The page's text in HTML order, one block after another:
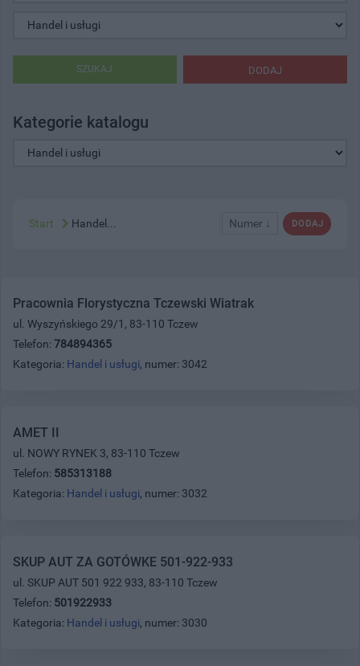
DODAJ
SZUKAJ
Kategorie katalogu
DODAJ
Numer ↓
Start Handel...
Pracownia Florystyczna Tczewski Wiatrak
ul. Wyszyńskiego 29/1, 83-110 Tczew
Telefon: 784894365
Kategoria: Handel i usługi, numer: 3042
AMET II
ul. NOWY RYNEK 3, 83-110 Tczew
Telefon: 585313188
Kategoria: Handel i usługi, numer: 3032
SKUP AUT ZA GOTÓWKE 501-922-933
ul. SKUP AUT 501 922 933, 83-110 Tczew
Telefon: 501922933
Kategoria: Handel i usługi, numer: 3030